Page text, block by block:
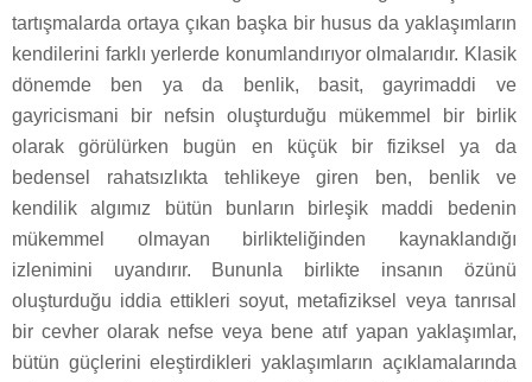
tartışmalarda ortaya çıkan başka bir husus da yaklaşımların
kendilerini farklı yerlerde konumlandırıyor olmalarıdır. Klasik
dönemde ben ya da benlik, basit, gayrimaddi ve
gayricismani bir nefsin oluşturduğu mükemmel bir birlik
olarak görülürken bugün en küçük bir fiziksel ya da
bedensel rahatsızlıkta tehlikeye giren ben, benlik ve
kendilik algımız bütün bunların birleşik maddi bedenin
mükemmel olmayan birlikteliğinden kaynaklandığı
izlenimini uyandırır. Bununla birlikte insanın özünü
oluşturduğu iddia ettikleri soyut, metafiziksel veya tanrısal
bir cevher olarak nefse veya bene atıf yapan yaklaşımlar,
bütün güçlerini eleştirdikleri yaklaşımların açıklamalarında